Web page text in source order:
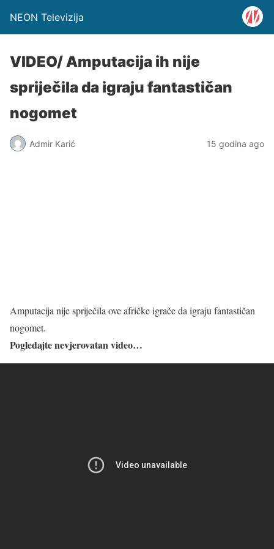
NEON Televizija
VIDEO/ Amputacija ih nije
spriječila da igraju fantastičan
nogomet
Admir Karić 15 godina ago
Amputacija nije spriječila ove afričke igrače da igraju fantastičan
nogomet.
Pogledajte nevjerovatan video…